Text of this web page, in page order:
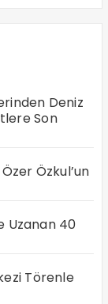
Deniz
Son
Özkul’un
Uzanan 40
Törenle